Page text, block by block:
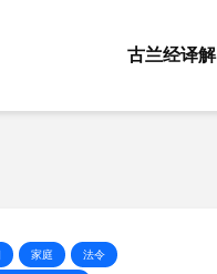
古兰经译解
家庭
法令